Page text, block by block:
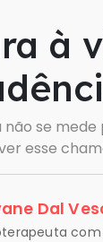
à
se
esse
Dal